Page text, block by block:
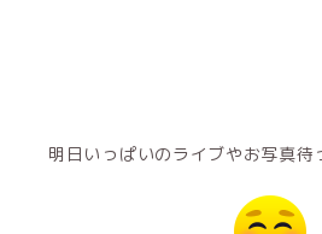
明日いっぱいのライブやお写真待